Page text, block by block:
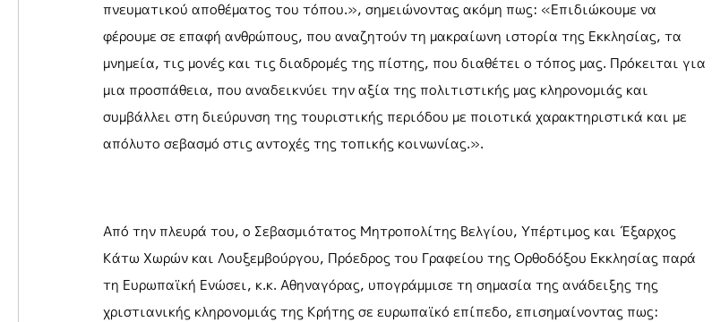
πνευματικού αποθέματος του τόπου.», σημειώνοντας ακόμη πως: «Επιδιώκουμε να
φέρουμε σε επαφή ανθρώπους, που αναζητούν τη μακραίωνη ιστορία της Εκκλησίας, τα
μνημεία, τις μονές και τις διαδρομές της πίστης, που διαθέτει ο τόπος μας. Πρόκειται για
μια προσπάθεια, που αναδεικνύει την αξία της πολιτιστικής μας κληρονομιάς και
συμβάλλει στη διεύρυνση της τουριστικής περιόδου με ποιοτικά χαρακτηριστικά και με
απόλυτο σεβασμό στις αντοχές της τοπικής κοινωνίας.».
Από την πλευρά του, ο Σεβασμιότατος Μητροπολίτης Βελγίου, Υπέρτιμος και Έξαρχος
Κάτω Χωρών και Λουξεμβούργου, Πρόεδρος του Γραφείου της Ορθοδόξου Εκκλησίας παρά
τη Ευρωπαϊκή Ενώσει, κ.κ. Αθηναγόρας, υπογράμμισε τη σημασία της ανάδειξης της
χριστιανικής κληρονομιάς της Κρήτης σε ευρωπαϊκό επίπεδο, επισημαίνοντας πως: